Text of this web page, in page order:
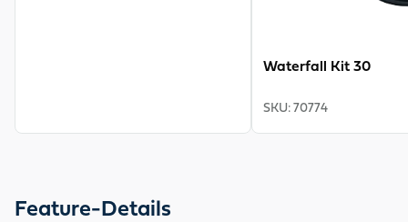
Waterfall Kit 30
SKU: 70774
Feature-Details